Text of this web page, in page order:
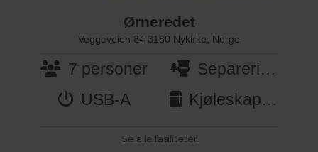
Ørneredet
Veggeveien 84 3180 Nykirke, Norge
7 personer
Separeringstoalett
USB-A
Kjøleskap, 70 liter (12 VDC)
Se alle fasiliteter